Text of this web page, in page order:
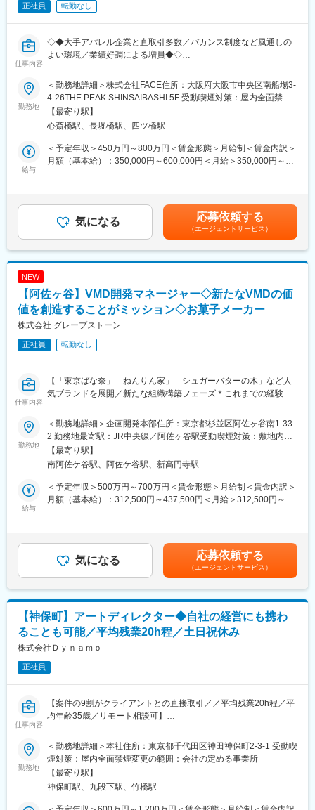
大切にされてきたコレクションを次なる市場へと繋ぐ、コンサル
流動性を自ら創り出す手応えを感じられるポジションです。作品
の本質的な価値を見極める「目利き」の力はもちろん、時価動向
変更の範囲：会社の定める業務
正社員 転勤なし
仕事内容
◇◆大手アパレル企業と直取引多数／バカンス制度など風通しの
よい環境／業績好調による増員◆◇
す。】
～変化を続ける社会の中で、常に新しいビジュアルコミュニケー
■業務概要：
主にアパレル業界向けに広告宣伝・販促ツール・通販などのエデ
ィトリアルデザイン、又Web媒体の企画制作・ブランディング及
びデザイン業務をお任せします。
■事例：
◇DAKS：キービジュアル、イベント企画提案、会場装飾のグラ
https://faceinc.com/works
https://www.rights-apartment.com/works
■ポジションの魅力：
◇制作物のクオリティが高く、大手アパレル企業と直取引多数し
作にも携われます◎
◇高い裁量を持って、クリエイターとしてのスキルアップ可能な
変更の範囲：当社業務全般
勤務地
＜勤務地詳細＞株式会社FACE住所：大阪府大阪市中央区南船場3-
4-26THE PEAK SHINSAIBASHI 5F 受動喫煙対策：屋内全面禁煙
変更の範囲：会社の定める事業所
【最寄り駅】
心斎橋駅、長堀橋駅、四ツ橋駅
給与
＜予定年収＞450万円～800万円＜賃金形態＞月給制＜賃金内訳＞
月額（基本給）：350,000円～600,000円＜月給＞350,000円～
って変動賃金はあくまでも目安の金額であり、選考を通じて上下
する可能性があります。月給(月額)は固定手当を含めた表記です。
気になる 応募依頼する
（エージェントサービス）
NEW
【阿佐ヶ谷】VMD開発マネージャー◇新たなVMDの価
値を創造することがミッション◇お菓子メーカー
株式会社 グレープストーン
正社員 転勤なし
仕事内容
【「東京ばな奈」「ねんりん家」「シュガーバターの木」など人
気ブランドを展開／新たな組織構築フェーズ＊これまでの経験を
■職務内容：
当社、VMD開発マネージャーとしてご活躍いただきます。
＜本ポジションのミッション＞
企画開発本部の新たな組織構築のフェーズにあたり、VMD開発チ
ームを今後率いていただきながらVMD制作チームや店舗デザイン
チームと一緒に新たなVMD価値を創造していくことです。ブラン
＜具体的な業務内容＞
◎VMDのクリエイティブ開発の企画とその推進
て、事業背景を考慮したVMDフォーマットの立案
・そのVMDフォーマットを水平展開できるレベルまで検証を重
ね、実現可能な基本プロトモデルを構築
・サスティナブル観点も含めた資材提案とサイクル構築
・プロジェクトの全体把握とチーム活動の推進管理
・社内ステークスホルダーとの関係構築と情報収集管理
■福利厚生：
・自社のお菓子や飲食店の社員割引
勤務地
＜勤務地詳細＞企画開発本部住所：東京都杉並区阿佐ヶ谷南1-33-
2 勤務地最寄駅：JR中央線／阿佐ヶ谷駅受動喫煙対策：敷地内喫
煙可能場所あり変更の範囲：会社の定める事業所
【最寄り駅】
南阿佐ケ谷駅、阿佐ケ谷駅、新高円寺駅
給与
＜予定年収＞500万円～700万円＜賃金形態＞月給制＜賃金内訳＞
月額（基本給）：312,500円～437,500円＜月給＞312,500円～
り、選考を通じて上下する可能性があります。月給(月額)は固定手
当を含めた表記です。
気になる 応募依頼する
（エージェントサービス）
【神保町】アートディレクター◆自社の経営にも携わ
ることも可能／平均残業20h程／土日祝休み
株式会社Ｄｙｎａｍｏ
正社員
仕事内容
【案件の9割がクライアントとの直接取引／／平均残業20h程／平
均年齢35歳／リモート相談可】
ブの制作を行っている当社にて、クライアントのビジネス課題を
理解し、ブランド戦略・クリエイティブの両面から最適な表現を
導き出すアートディレクションをお任せします。
■具体的な業務内容
企画・要件定義からデザイン制作、撮影・アウトプットまでを一
勤務地
＜勤務地詳細＞本社住所：東京都千代田区神田神保町2-3-1 受動喫
煙対策：屋内全面禁煙変更の範囲：会社の定める事業所
【最寄り駅】
神保町駅、九段下駅、竹橋駅